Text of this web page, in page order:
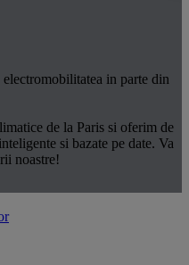
in parte din
de la Paris si oferim de
si bazate pe date. Va
noastre!